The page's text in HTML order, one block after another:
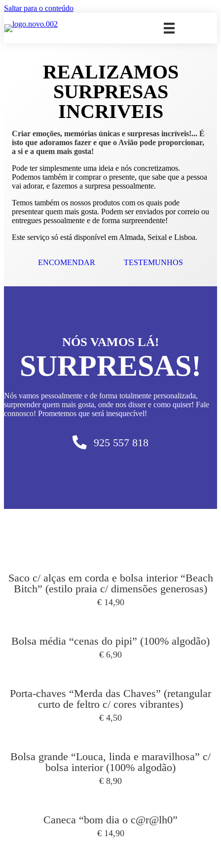
Saltar para o conteúdo
REALIZAMOS
SURPRESAS
INCRIVEIS
Criar emoções, memórias únicas e surpresas incríveis!... É
isto que adoramos fazer e que o Avião pode proporcionar,
a si e a quem mais gosta!
Pode ter simplesmente uma ideia e nós concretizamos.
Podemos também ir comprar o presente, que sabe que a pessoa
vai adorar, e fazemos a surpresa pessoalmente.
Temos também os nossos produtos com os quais pode
presentear quem mais gosta. Podem ser enviados por correio ou
entregues pessoalmente e de forma surpreendente!
Este serviço só está disponível em Almada, Seixal e Lisboa.
ENCOMENDAR TESTEMUNHOS
NÓS VAMOS LÁ!
SURPRESAS!
Nós vamos pessoalmente e de forma totalmente personalizada,
surpreender quem mais gosta, onde nos disser e como quiser! Fale
connosco! Prometemos que será inesquecível!
925 557 818
Saco c/ alças em corda e bolsa interior “Beach
Bitch” (estilo praia c/ dimensões generosas)
€14,90
Bolsa média “cenas do pipi” (100% algodão)
€ 6,90
Porta-chaves “Merda das Chaves” (retangular
curto de feltro c/ cores vibrantes)
€ 4,50
Bolsa grande “Louca, linda e maravilhosa” c/
bolsa interior (100% algodão)
€ 8,90
Caneca “bom dia o c@r@lh0”
€14,90